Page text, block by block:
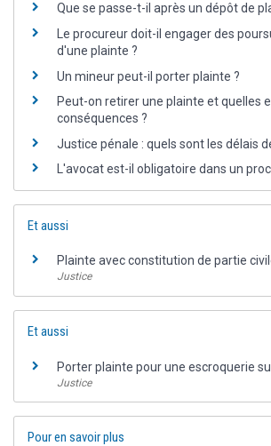
Que se passe-t-il après un dépôt de
Le procureur doit-il engager des
d'une plainte ?
Un mineur peut-il porter plainte ?
Peut-on retirer une plainte et quelles
conséquences ?
Justice pénale : quels sont les délais
L'avocat est-il obligatoire dans un
Et aussi
Plainte avec constitution de partie
Justice
Et aussi
Porter plainte pour une escroquerie
Justice
Pour en savoir plus